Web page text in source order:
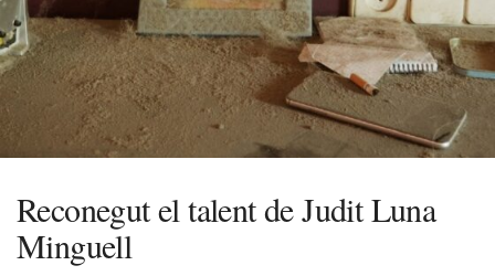
Reconegut el talent de Judit Luna
Minguell